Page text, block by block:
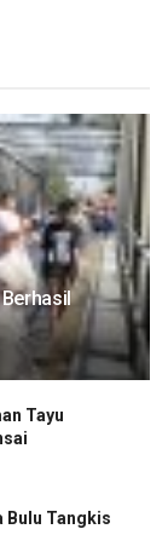
Tayu
Bulu Tangkis